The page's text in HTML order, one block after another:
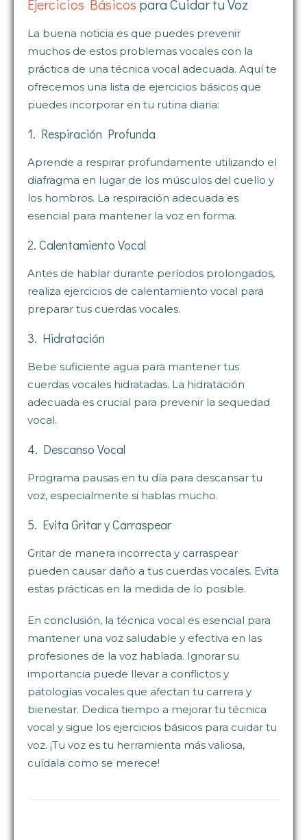
Ejercicios Básicos para Cuidar tu Voz
La buena noticia es que puedes prevenir
muchos de estos problemas vocales con la
práctica de una técnica vocal adecuada. Aquí te
ofrecemos una lista de ejercicios básicos que
puedes incorporar en tu rutina diaria:
1. Respiración Profunda
Aprende a respirar profundamente utilizando el
diafragma en lugar de los músculos del cuello y
los hombros. La respiración adecuada es
esencial para mantener la voz en forma.
2. Calentamiento Vocal
Antes de hablar durante períodos prolongados,
realiza ejercicios de calentamiento vocal para
preparar tus cuerdas vocales.
3. Hidratación
Bebe suficiente agua para mantener tus
cuerdas vocales hidratadas. La hidratación
adecuada es crucial para prevenir la sequedad
vocal.
4. Descanso Vocal
Programa pausas en tu día para descansar tu
voz, especialmente si hablas mucho.
5. Evita Gritar y Carraspear
Gritar de manera incorrecta y carraspear
pueden causar daño a tus cuerdas vocales. Evita
estas prácticas en la medida de lo posible.
En conclusión, la técnica vocal es esencial para
mantener una voz saludable y efectiva en las
profesiones de la voz hablada. Ignorar su
importancia puede llevar a conflictos y
patologías vocales que afectan tu carrera y
bienestar. Dedica tiempo a mejorar tu técnica
vocal y sigue los ejercicios básicos para cuidar tu
voz. ¡Tu voz es tu herramienta más valiosa,
cuídala como se merece!